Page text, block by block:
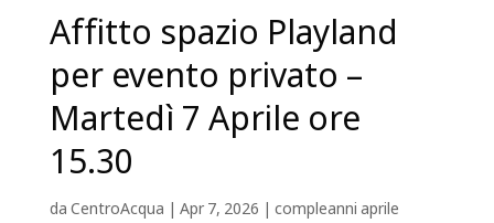
Affitto spazio Playland
per evento privato –
Martedì 7 Aprile ore
15.30
daCentroAcqua | Apr 7, 2026 | compleanni aprile